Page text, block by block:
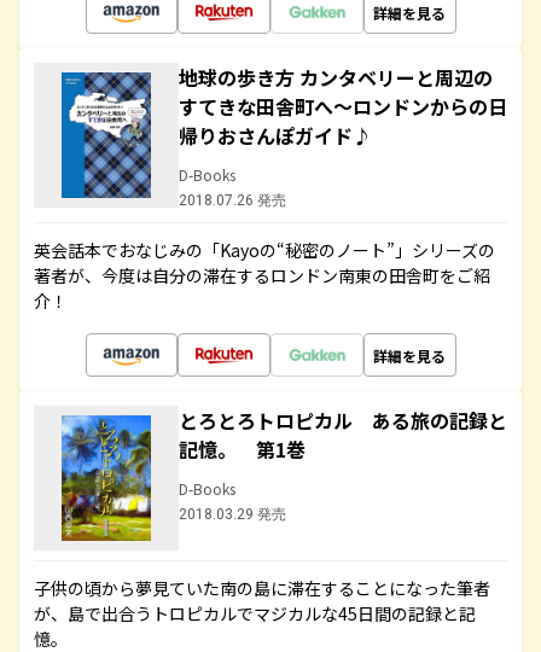
詳細を見る
地球の歩き方 カンタベリーと周辺の
すてきな田舎町へ～ロンドンからの日
帰りおさんぽガイド♪
D-Books
2018.07.26 発売
英会話本でおなじみの「Kayoの“秘密のノート”」シリーズの
著者が、今度は自分の滞在するロンドン南東の田舎町をご紹
介！
詳細を見る
とろとろトロピカル ある旅の記録と
記憶。 第1巻
D-Books
2018.03.29 発売
子供の頃から夢見ていた南の島に滞在することになった筆者
が、島で出合うトロピカルでマジカルな45日間の記録と記
憶。